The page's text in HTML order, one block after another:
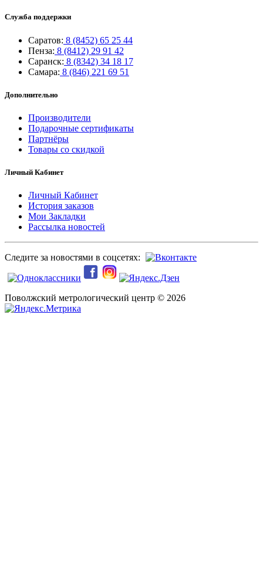
Служба поддержки
Саратов: 8 (8452) 65 25 44
Пенза: 8 (8412) 29 91 42
Саранск: 8 (8342) 34 18 17
Самара: 8 (846) 221 69 51
Дополнительно
Производители
Подарочные сертификаты
Партнёры
Товары со скидкой
Личный Кабинет
Личный Кабинет
История заказов
Мои Закладки
Рассылка новостей
Следите за новостями в соцсетях:
Поволжский метрологический центр © 2026